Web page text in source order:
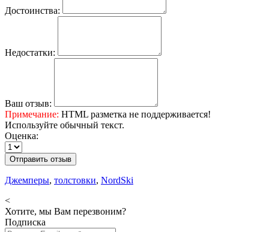
Достоинства:
Недостатки:
Ваш отзыв:
Примечание: HTML разметка не поддерживается!
Используйте обычный текст.
Оценка:
Отправить отзыв
Джемперы, толстовки, NordSki
<
Хотите, мы Вам перезвоним?
Подписка